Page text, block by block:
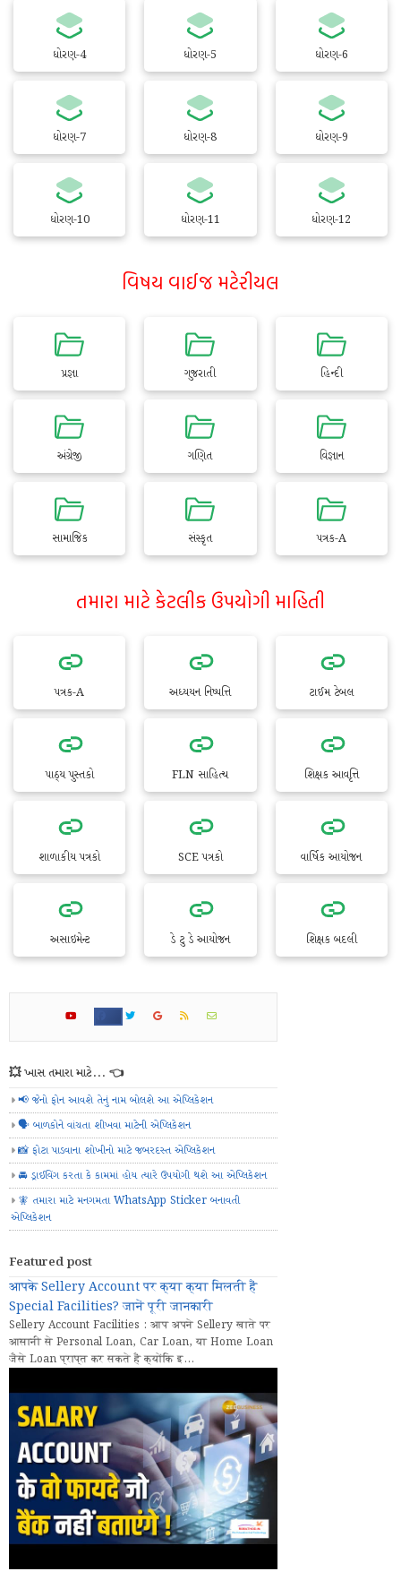
ધોરણ-4 ધોરણ-5 ધોરણ-6
ધોરણ-7 ધોરણ-8 ધોરણ-9
ધોરણ-10 ધોરણ-11 ધોરણ-12
વિષય વાઈજ મટેરીયલ
પ્રજ્ઞા ગુજરાતી હિન્દી
અંગ્રેજી ગણિત વિજ્ઞાન
સામાજિક સંસ્કૃત પત્રક-A
તમારા માટે કેટલીક ઉપયોગી માહિતી
પત્રક-A અધ્યયન નિષ્પત્તિ ટાઈમ ટેબલ
પાઠ્ય પુસ્તકો FLN સાહિત્ય શિક્ષક આવૃત્તિ
શાળાકીય પત્રકો SCE પત્રકો વાર્ષિક આયોજન
અસાઇમેન્ટ ડે ટુ ડે આયોજન શિક્ષક બદલી
💥 ખાસ તમારા માટે... 👈
📢 જેનો ફોન આવશે તેનું નામ બોલશે આ એપ્લિકેશન
🗣️ બાળકોને વાંચતા શીખવા માટેની એપ્લિકેશન
📸 ફોટા પાડવાના શોખીનો માટે જબરદસ્ત એપ્લિકેશન
🚘 ડ્રાઈવિંગ કરતા કે કામમાં હોય ત્યારે ઉપયોગી થશે આ એપ્લિકેશન
🧚 તમારા માટે મનગમતા WhatsApp Sticker બનાવતી
એપ્લિકેશન
Featured post
आपके Sellery Account पर क्या क्या मिलती हैं
Special Facilities? जानें पूरी जानकारी
Sellery Account Facilities : आप अपने Sellery खाते पर
आसानी से Personal Loan, Car Loan, या Home Loan
जैसे Loan प्राप्त कर सकते हैं क्योंकि इ...